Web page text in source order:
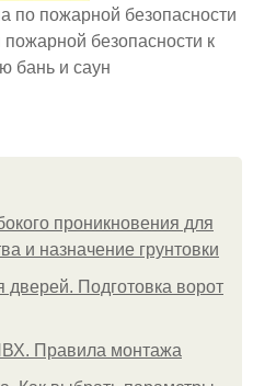
по пожарной безопасности
безопасности к
бань и саун
проникновения для
и назначение грунтовки
дверей. Подготовка ворот
Правила монтажа